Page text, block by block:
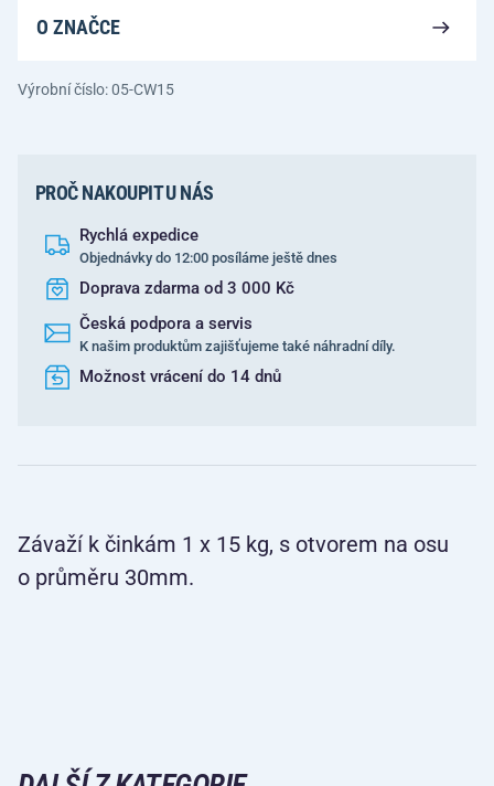
O ZNAČCE
Výrobní číslo: 05-CW15
PROČ NAKOUPIT U NÁS
Rychlá expedice
Objednávky do 12:00 posíláme ještě dnes
Doprava zdarma od 3 000 Kč
Česká podpora a servis
K našim produktům zajišťujeme také náhradní díly.
Možnost vrácení do 14 dnů
Závaží k činkám 1 x 15 kg, s otvorem na osu
o průměru 30mm.